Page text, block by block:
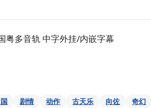
粤多音轨 中字外挂/内嵌字幕
剧情 动作 古天乐 向佐 奇幻